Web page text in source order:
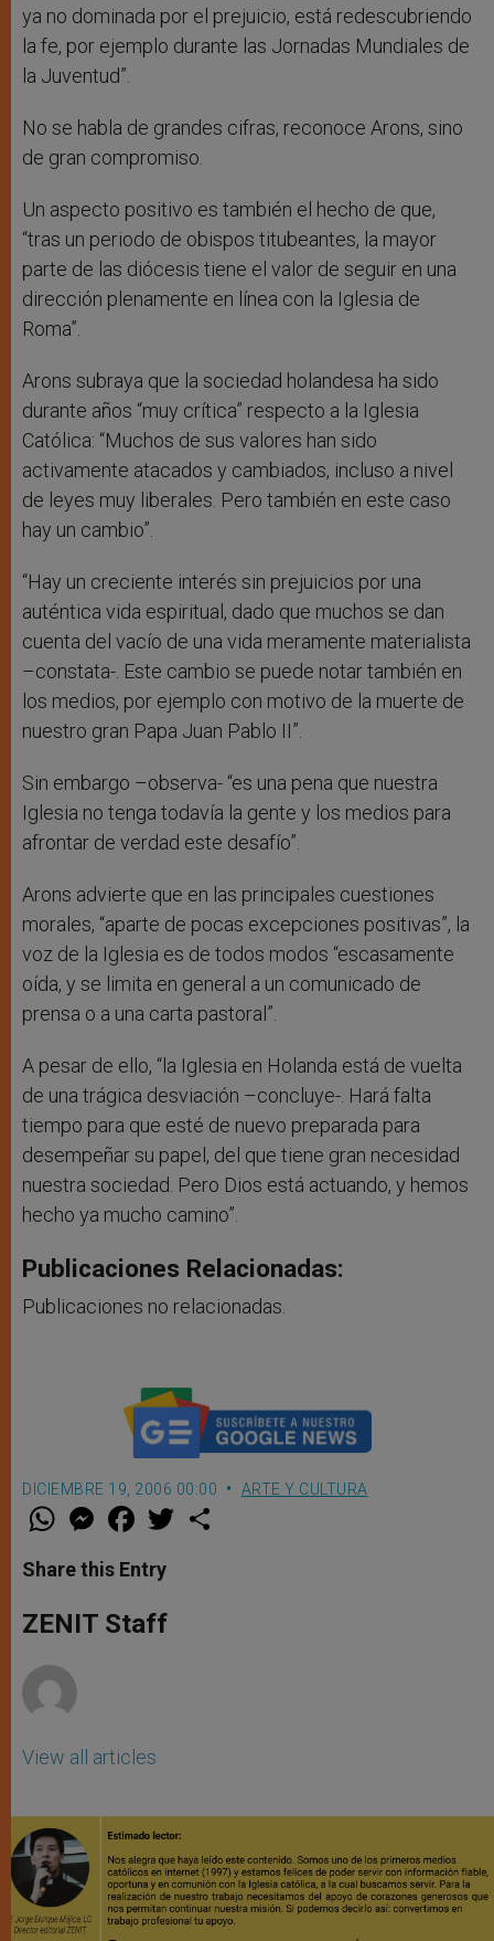
ya no dominada por el prejuicio, está redescubriendo
la fe, por ejemplo durante las Jornadas Mundiales de
la Juventud”.
No se habla de grandes cifras, reconoce Arons, sino
de gran compromiso.
Un aspecto positivo es también el hecho de que,
“tras un periodo de obispos titubeantes, la mayor
parte de las diócesis tiene el valor de seguir en una
dirección plenamente en línea con la Iglesia de
Roma”.
Arons subraya que la sociedad holandesa ha sido
durante años “muy crítica” respecto a la Iglesia
Católica: “Muchos de sus valores han sido
activamente atacados y cambiados, incluso a nivel
de leyes muy liberales. Pero también en este caso
hay un cambio”.
“Hay un creciente interés sin prejuicios por una
auténtica vida espiritual, dado que muchos se dan
cuenta del vacío de una vida meramente materialista
–constata-. Este cambio se puede notar también en
los medios, por ejemplo con motivo de la muerte de
nuestro gran Papa Juan Pablo II”.
Sin embargo –observa- “es una pena que nuestra
Iglesia no tenga todavía la gente y los medios para
afrontar de verdad este desafío”.
Arons advierte que en las principales cuestiones
morales, “aparte de pocas excepciones positivas”, la
voz de la Iglesia es de todos modos “escasamente
oída, y se limita en general a un comunicado de
prensa o a una carta pastoral”.
A pesar de ello, “la Iglesia en Holanda está de vuelta
de una trágica desviación –concluye-. Hará falta
tiempo para que esté de nuevo preparada para
desempeñar su papel, del que tiene gran necesidad
nuestra sociedad. Pero Dios está actuando, y hemos
hecho ya mucho camino”.
Publicaciones Relacionadas:
Publicaciones no relacionadas.
DICIEMBRE 19, 2006 00:00 ARTE Y CULTURA
W
t
s
p
p
M
e
s
e
g
e
F
a
e
b
o
k
w
Share this Entry
ZENIT Staff
View all articles